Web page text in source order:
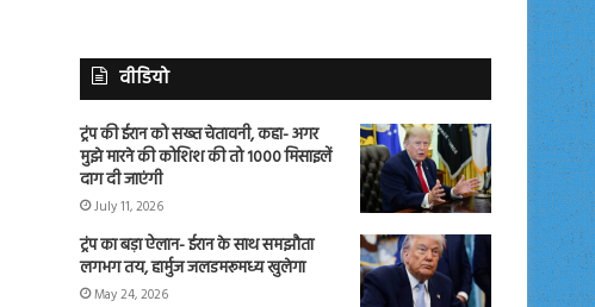
वीडियो
ट्रंप की ईरान को सख्त चेतावनी, कहा- अगर
मुझे मारने की कोशिश की तो 1000 मिसाइलें
दाग दी जाएंगी
July 11, 2026
ट्रंप का बड़ा ऐलान- ईरान के साथ समझौता
लगभग तय, हार्मुज जलडमरूमध्य खुलेगा
May 24, 2026